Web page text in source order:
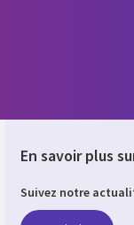
En savoir plus
Suivez notre